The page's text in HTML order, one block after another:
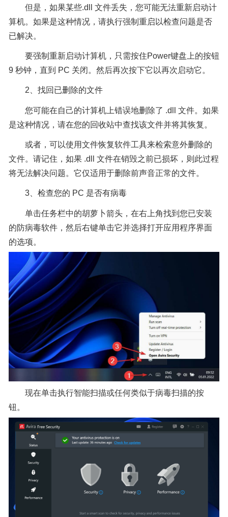
但是，如果某些.dll 文件丢失，您可能无法重新启动计
算机。如果是这种情况，请执行强制重启以检查问题是否
已解决。
要强制重新启动计算机，只需按住Power键盘上的按钮
9 秒钟，直到 PC 关闭。然后再次按下它以再次启动它。
2、找回已删除的文件
您可能在自己的计算机上错误地删除了 .dll 文件。如果
是这种情况，请在您的回收站中查找该文件并将其恢复。
或者，可以使用文件恢复软件工具来检索意外删除的
文件。请记住，如果 .dll 文件在销毁之前已损坏，则此过程
将无法解决问题。它仅适用于删除前声音正常的文件。
3、检查您的 PC 是否有病毒
单击任务栏中的胡萝卜箭头，在右上角找到您已安装
的防病毒软件，然后右键单击它并选择打开应用程序界面
的选项。
现在单击执行智能扫描或任何类似于病毒扫描的按
钮。